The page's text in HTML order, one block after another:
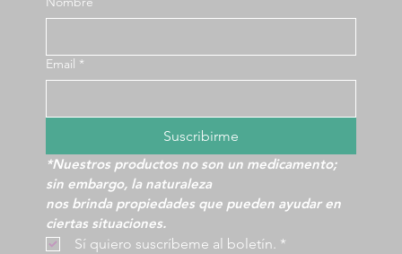
Email *
Suscribirme
*Nuestros productos no son un medicamento;
sin embargo, la naturaleza
nos brinda propiedades que pueden ayudar en
ciertas situaciones.
Sí quiero suscríbeme al boletín. *